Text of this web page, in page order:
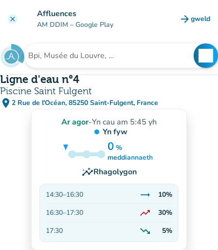
clear Affluences
AM DDIM – Google Play arrow_forward gweld
(tab
Chwilio am sefydliad
Ligne d'eau n°4
Piscine Saint Fulgent
place 2 Rue de l'Océan, 85250 Saint-Fulgent, France
(agor yn Google Maps)
(tab newydd)
Ar agor-Yn cau am 5:45 yh
Yn fyw
0%
10%
meddiannaeth
insightsRhagolygon
14:30–16:30 trending_flat
10%
16:30–17:30 trending_up
30%
17:30
trending_down
Yn lleihau
5%